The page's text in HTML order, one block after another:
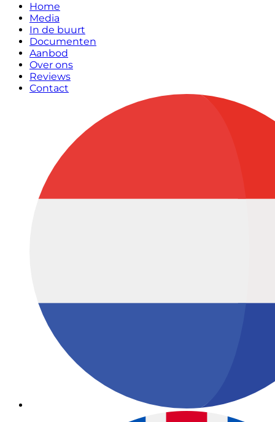
Home
Media
In de buurt
Documenten
Aanbod
Over ons
Reviews
Contact